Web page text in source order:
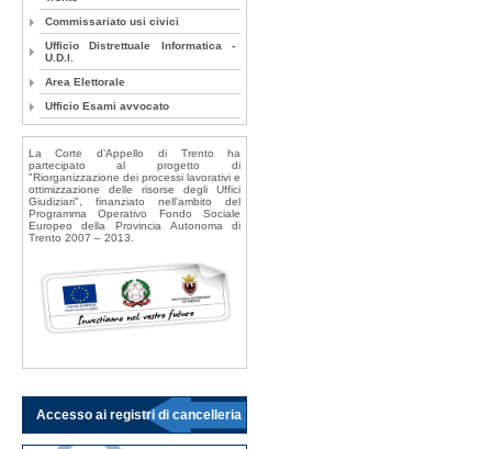
Commissariato usi civici
Ufficio Distrettuale Informatica -
U.D.I.
Area Elettorale
Ufficio Esami avvocato
La Corte d'Appello di Trento ha
partecipato al progetto di
"Riorganizzazione dei processi lavorativi e
ottimizzazione delle risorse degli Uffici
Giudiziari", finanziato nell'ambito del
Programma Operativo Fondo Sociale
Europeo della Provincia Autonoma di
Trento 2007 – 2013.
Accesso ai registri di cancelleria